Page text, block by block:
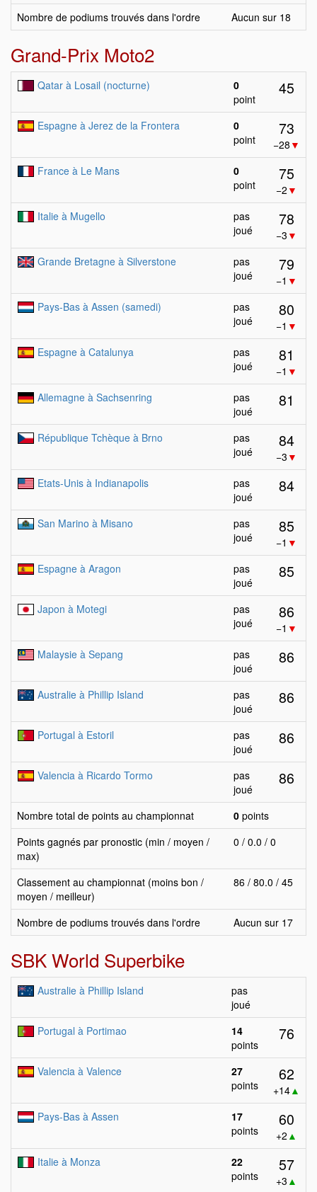
Nombre de podiums trouvés dans l'ordre Aucun sur 18
Grand-Prix Moto2
Qatar à Losail (nocturne)
0
point
45
Espagne à Jerez de la Frontera
0
point
73
−28 ▼
France à Le Mans
0
point
75
−2 ▼
Italie à Mugello
pas
joué
78
−3 ▼
Grande Bretagne à Silverstone
pas
joué
79
−1 ▼
Pays-Bas à Assen (samedi)
pas
joué
80
−1 ▼
Espagne à Catalunya
pas
joué
81
−1 ▼
Allemagne à Sachsenring
pas
joué
81
République Tchèque à Brno
pas
joué
84
−3 ▼
Etats-Unis à Indianapolis
pas
joué
84
San Marino à Misano
pas
joué
85
−1 ▼
Espagne à Aragon
pas
joué
85
Japon à Motegi
pas
joué
86
−1 ▼
Malaysie à Sepang
pas
joué
86
Australie à Phillip Island
pas
joué
86
Portugal à Estoril
pas
joué
86
Valencia à Ricardo Tormo
pas
joué
86
Nombre total de points au championnat 0 points
Points gagnés par pronostic (min / moyen /
max)
0 / 0.0 / 0
Classement au championnat (moins bon /
moyen / meilleur)
86 / 80.0 / 45
Nombre de podiums trouvés dans l'ordre Aucun sur 17
SBK World Superbike
Australie à Phillip Island
pas
joué
Portugal à Portimao
14
points
76
Valencia à Valence
27
points
62
+14▲
Pays-Bas à Assen
17
points
60
+2 ▲
Italie à Monza
22
points
57
+3 ▲